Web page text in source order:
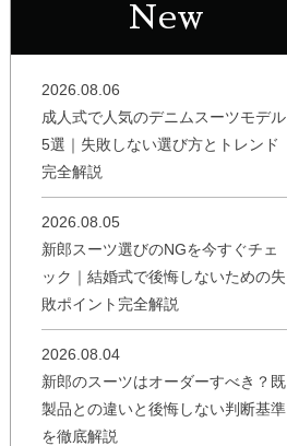
New
2026.08.06
成人式で人気のデニムスーツモデル
5選｜失敗しない選び方とトレンド
完全解説
2026.08.05
新郎スーツ選びのNGを今すぐチェ
ック｜結婚式で後悔しないための失
敗ポイント完全解説
2026.08.04
新郎のスーツはオーダーすべき？既
製品との違いと後悔しない判断基準
を徹底解説